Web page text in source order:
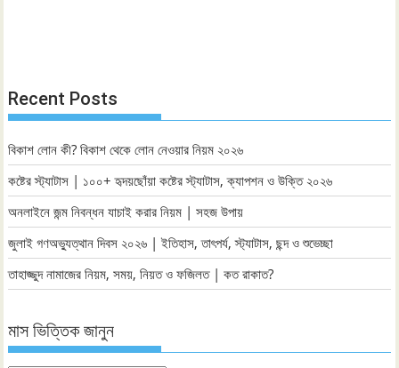
Recent Posts
বিকাশ লোন কী? বিকাশ থেকে লোন নেওয়ার নিয়ম ২০২৬
কষ্টের স্ট্যাটাস | ১০০+ হৃদয়ছোঁয়া কষ্টের স্ট্যাটাস, ক্যাপশন ও উক্তি ২০২৬
অনলাইনে জন্ম নিবন্ধন যাচাই করার নিয়ম | সহজ উপায়
জুলাই গণঅভ্যুত্থান দিবস ২০২৬ | ইতিহাস, তাৎপর্য, স্ট্যাটাস, ছন্দ ও শুভেচ্ছা
তাহাজ্জুদ নামাজের নিয়ম, সময়, নিয়ত ও ফজিলত | কত রাকাত?
মাস ভিত্তিক জানুন